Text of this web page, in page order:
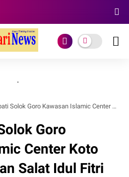
.
Kawasan Islamic Center Koto Baru, Persiapan Salat Idul Fitri 1446 H/2025 M
Goro
Center Koto
Salat Idul Fitri